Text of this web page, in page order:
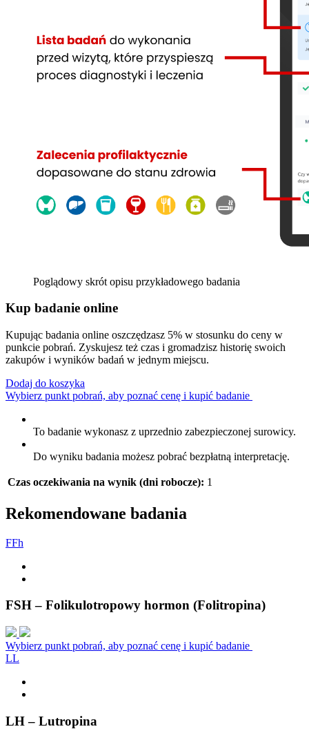
Poglądowy skrót opisu przykładowego badania
Kup badanie online
Kupując badania online oszczędzasz 5% w stosunku do ceny w
punkcie pobrań. Zyskujesz też czas i gromadzisz historię swoich
zakupów i wyników badań w jednym miejscu.
Dodaj do koszyka
Wybierz punkt pobrań, aby poznać cenę i kupić badanie
To badanie wykonasz z uprzednio zabezpieczonej surowicy.
Do wyniku badania możesz pobrać bezpłatną interpretację.
Czas oczekiwania na wynik (dni robocze): 1
Rekomendowane badania
FFh
FSH – Folikulotropowy hormon (Folitropina)
Wybierz punkt pobrań, aby poznać cenę i kupić badanie
LL
LH – Lutropina